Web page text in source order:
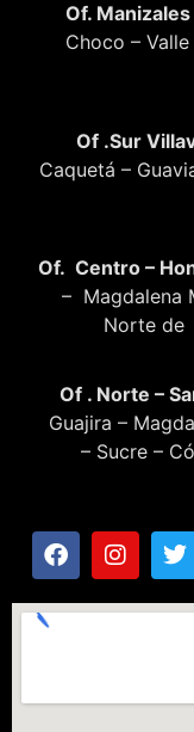
Of.
Choco –
Of .Sur
Caquetá –
Of. Centro –
– Magdalena
Norte de
Of . Norte –
Guajira –
– Sucre –